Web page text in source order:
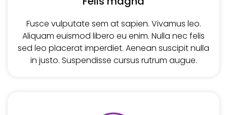
Fusce vulputate sem at sapien. Vivamus leo.
Aliquam euismod libero eu enim. Nulla nec felis
sed leo placerat imperdiet. Aenean suscipit nulla
in justo. Suspendisse cursus rutrum augue.